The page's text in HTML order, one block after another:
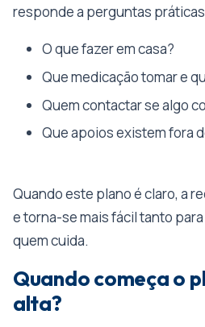
responde a perguntas
O que fazer em casa?
Que medicação tomar e
Quem contactar se algo
Que apoios existem fora
Quando este plano é claro, a
e torna-se mais fácil tanto
quem cuida.
Quando começa o
alta?